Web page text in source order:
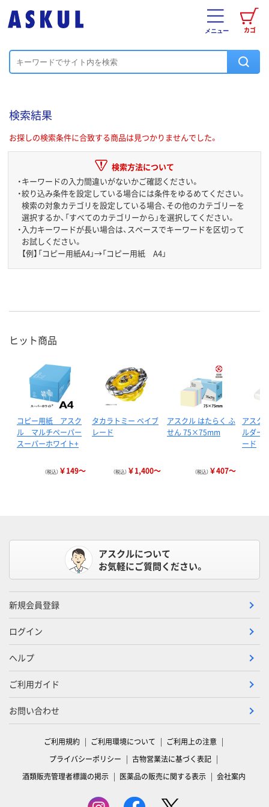
カゴ
メニュー
検索結果
お探しの検索条件に合致する商品は見つかりませんでした。
検索方法について
・キーワードの入力間違いがないかご確認ください。
・絞り込み条件を設定している場合には条件をゆるめてください。
検索の対象カテゴリを設定している場合、その他のカテゴリーを
選択するか、「すべてのカテゴリーから」を選択してください。
・ 入力キーワードが長い場合は、スペースでキーワードを区切って
お試しください。
【例】「コピー用紙A4」→「コピー用紙 A4」
ヒット商品
コピー用紙 アスク
ル マルチペーパー
スーパーホワイト+
（税込） ￥149～
タカラトミー ベイブ
レード
（税込） ￥1,400～
アスクル はたらく ふ
せん 75×75mm
（税込） ￥407～
アスク
ルダー
ード
アスクルについて
お気軽にご質問ください。
新規会員登録
ログイン
ヘルプ
ご利用ガイド
お問い合わせ
ご利用規約 ご利用環境について
ご利用上の注意
プライバシーポリシー
古物営業法に基づく表記
酒類販売管理者標識の掲示
医薬品の販売に関する表示 会社案内